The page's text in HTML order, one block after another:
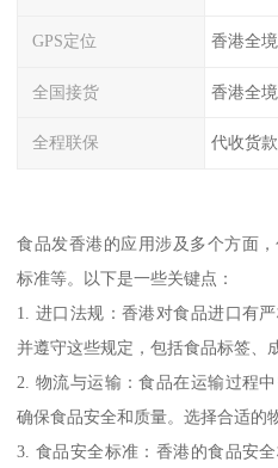
GPS定位 香港全
全国接货 香港全
全程联保 代收货款
食品发香港的应用涉及多个方面
标准等。以下是一些关键点：
1. 进口法规：香港对食品进口有
并遵守这些规定，包括食品标签、
2. 物流与运输：食品在运输过程
确保食品安全和质量。选择合适的
3. 食品安全标准：香港的食品安